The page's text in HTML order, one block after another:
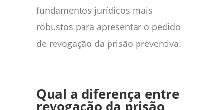
fundamentos jurídicos mais
robustos para apresentar o pedido
de revogação da prisão preventiva.
Qual a diferença entre
revogação da prisão